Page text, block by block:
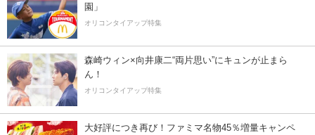
園」
オリコンタイアップ特集
森崎ウィン×向井康二“両片思い”にキュンが止まら
ん！
オリコンタイアップ特集
大好評につき再び！ファミマ名物45％増量キャンペ